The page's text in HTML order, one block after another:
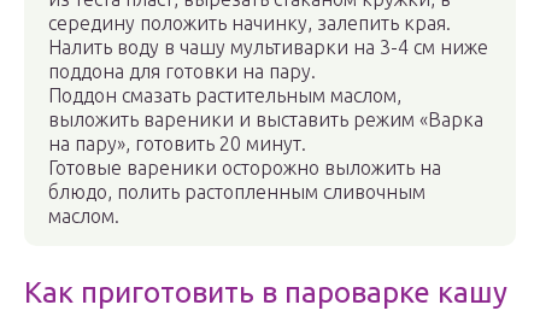
середину положить начинку, залепить края.
Налить воду в чашу мультиварки на 3-4 см ниже
поддона для готовки на пару.
Поддон смазать растительным маслом,
выложить вареники и выставить режим «Варка
на пару», готовить 20 минут.
Готовые вареники осторожно выложить на
блюдо, полить растопленным сливочным
маслом.
Как приготовить в пароварке кашу